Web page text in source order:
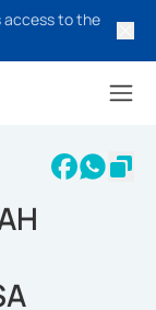
access to the